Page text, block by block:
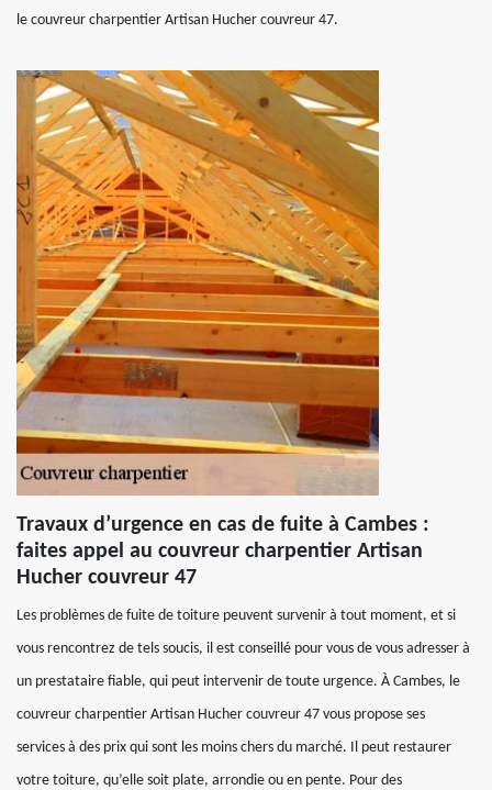
le couvreur charpentier Artisan Hucher couvreur 47.
Travaux d’urgence en cas de fuite à Cambes :
faites appel au couvreur charpentier Artisan
Hucher couvreur 47
Les problèmes de fuite de toiture peuvent survenir à tout moment, et si
vous rencontrez de tels soucis, il est conseillé pour vous de vous adresser à
un prestataire fiable, qui peut intervenir de toute urgence. À Cambes, le
couvreur charpentier Artisan Hucher couvreur 47 vous propose ses
services à des prix qui sont les moins chers du marché. Il peut restaurer
votre toiture, qu’elle soit plate, arrondie ou en pente. Pour des